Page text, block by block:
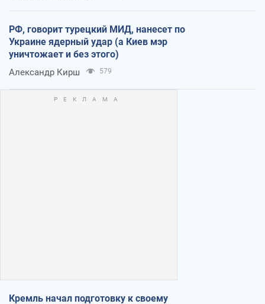
РФ, говорит турецкий МИД, нанесет по
Украине ядерный удар (а Киев мэр
уничтожает и без этого)
Александр Кирш 579
Кремль начал подготовку к своему